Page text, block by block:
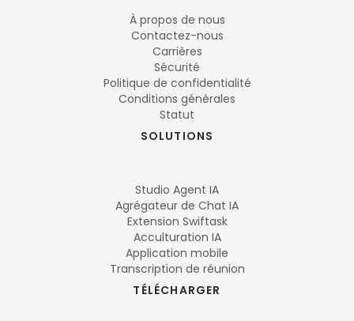
À propos de nous
Contactez-nous
Carrières
Sécurité
Politique de confidentialité
Conditions générales
Statut
SOLUTIONS
Studio Agent IA
Agrégateur de Chat IA
Extension Swiftask
Acculturation IA
Application mobile
Transcription de réunion
TÉLÉCHARGER